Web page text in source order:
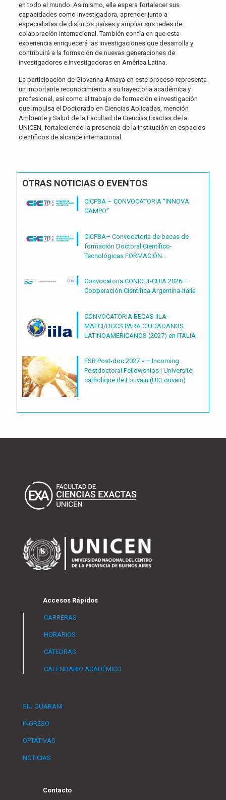
en todo el mundo. Asimismo, ella espera fortalecer sus
capacidades como investigadora, aprender junto a
especialistas de distintos países y ampliar sus redes de
colaboración internacional. También confía en que esta
experiencia enriquecerá las investigaciones que desarrolla y
contribuirá a la formación de nuevas generaciones de
investigadores e investigadoras en América Latina.
La participación de Giovanna Amaya en este proceso representa
un importante reconocimiento a su trayectoria académica y
profesional, así como al trabajo de formación e investigación
que impulsa el Doctorado en Ciencias Aplicadas, mención
Ambiente y Salud de la Facultad de Ciencias Exactas de la
UNICEN, fortaleciendo la presencia de la institución en espacios
científicos de alcance internacional.
OTRAS NOTICIAS O EVENTOS
CICPBA – CONVOCATORIA “INNOVA
CAMPO”
CICPBA– Convocatoria de becas de
formación Doctoral Científico-
Tecnológicas FORMACIÓN
Convocatoria CONICET-CUIA 2026 –
Cooperación Científica Argentina-Italia
CONVOCATORIA BECAS IILA-
MAECI/DGCS PARA CIUDADANOS
LATINOAMERICANOS (2027) en ITALIA
FSR Post-doc 2027 » – Incoming
Postdoctoral Fellowships | Université
catholique de Louvain (UCLouvain)
Accesos Rápidos
CARRERAS
HORARIOS
CÁTEDRAS
CALENDARIO ACADÉMICO
SIU GUARANI
INGRESO
OPTATIVAS
NOTICIAS
Contacto